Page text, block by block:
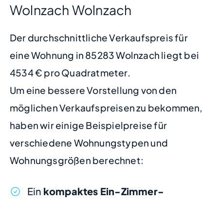
Wolnzach Wolnzach
Der durchschnittliche Verkaufspreis für
eine Wohnung in 85283 Wolnzach liegt bei
4534 € pro Quadratmeter.
Um eine bessere Vorstellung von den
möglichen Verkaufspreisen zu bekommen,
haben wir einige Beispielpreise für
verschiedene Wohnungstypen und
Wohnungsgrößen berechnet:
Ein kompaktes Ein-Zimmer-